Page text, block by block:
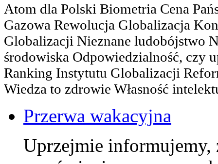
Atom dla Polski Biometria Cena
Gazowa Rewolucja Globalizacja
Globalizacji Nieznane ludobójstwo
środowiska Odpowiedzialność, czy
Ranking Instytutu Globalizacji
Wiedza to zdrowie Własność
Przerwa wakacyjna
Uprzejmie informujemy,